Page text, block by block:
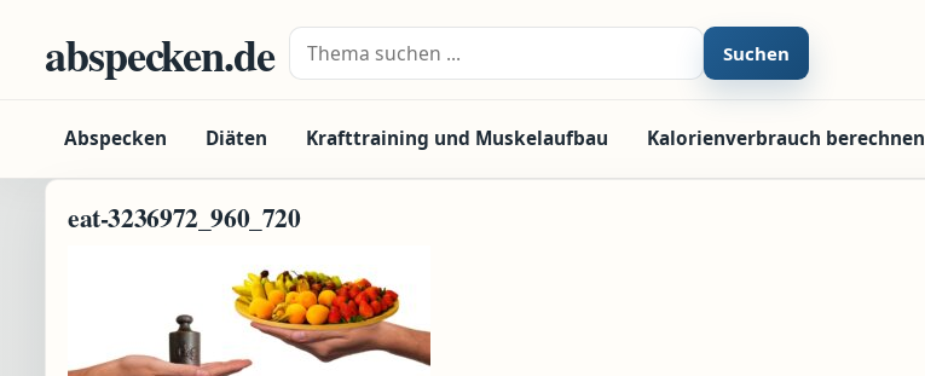
abspecken.de Suche nach: Suchen
Abspecken Diäten Krafttraining und Muskelaufbau Kalorienverbrauch berechnen
eat-3236972_960_720